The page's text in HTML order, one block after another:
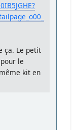
ça. Le petit
le
kit en